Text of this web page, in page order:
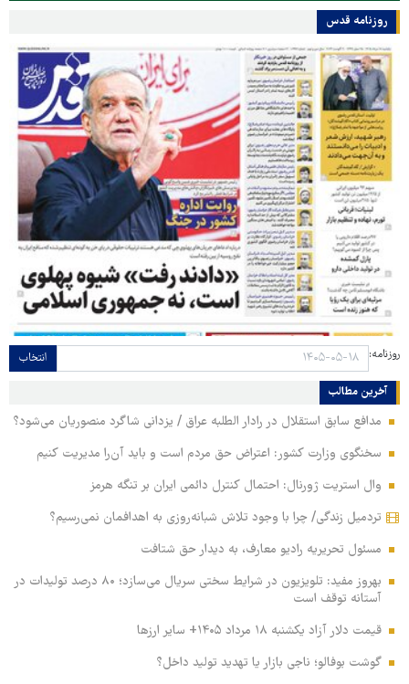
روزنامه قدس
روزنامه: انتخاب
آخرین مطالب
مدافع سابق استقلال در رادار الطلبه عراق / یزدانی شاگرد منصوریان می‌شود؟
سخنگوی وزارت کشور: اعتراض حق مردم است و باید آن‌را مدیریت کنیم
وال استریت ژورنال: احتمال کنترل دائمی ایران بر تنگه هرمز
تردمیل زندگی/ چرا با وجود تلاش شبانه‌روزی به اهدافمان نمی‌رسیم؟
مسئول تحریریه رادیو معارف، به دیدار حق شتافت
بهروز مفید: تلویزیون در شرایط سختی سریال می‌سازد؛ ۸۰ درصد تولیدات در
آستانه توقف است
قیمت دلار آزاد یکشنبه ۱۸ مرداد ۱۴۰۵+ سایر ارزها
گوشت بوفالو؛ ناجی بازار یا تهدید تولید داخل؟